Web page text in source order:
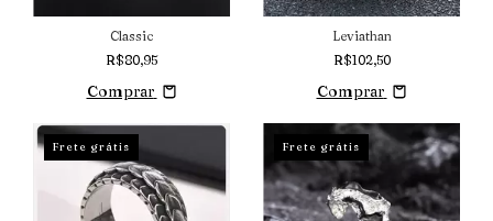
Classic
R$80,95
Comprar
Leviathan
R$102,50
Comprar
Frete grátis Frete grátis